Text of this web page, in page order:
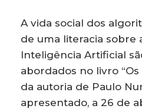
A vida social dos
de uma literacia sobre
Inteligência Artificial
abordados no livro
da autoria de Paulo
apresentado, a 26 de